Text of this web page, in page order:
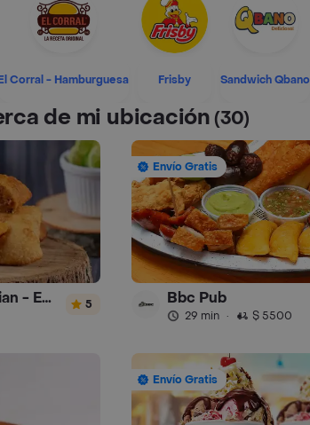
Corral - Hamburguesa Frisby Sandwich Qbano
de mi ubicación(30)
Empanaditas de Pipian - Empanadas 5
Envío Gratis
Bbc Pub
29 min · $ 5500
Envío Gratis